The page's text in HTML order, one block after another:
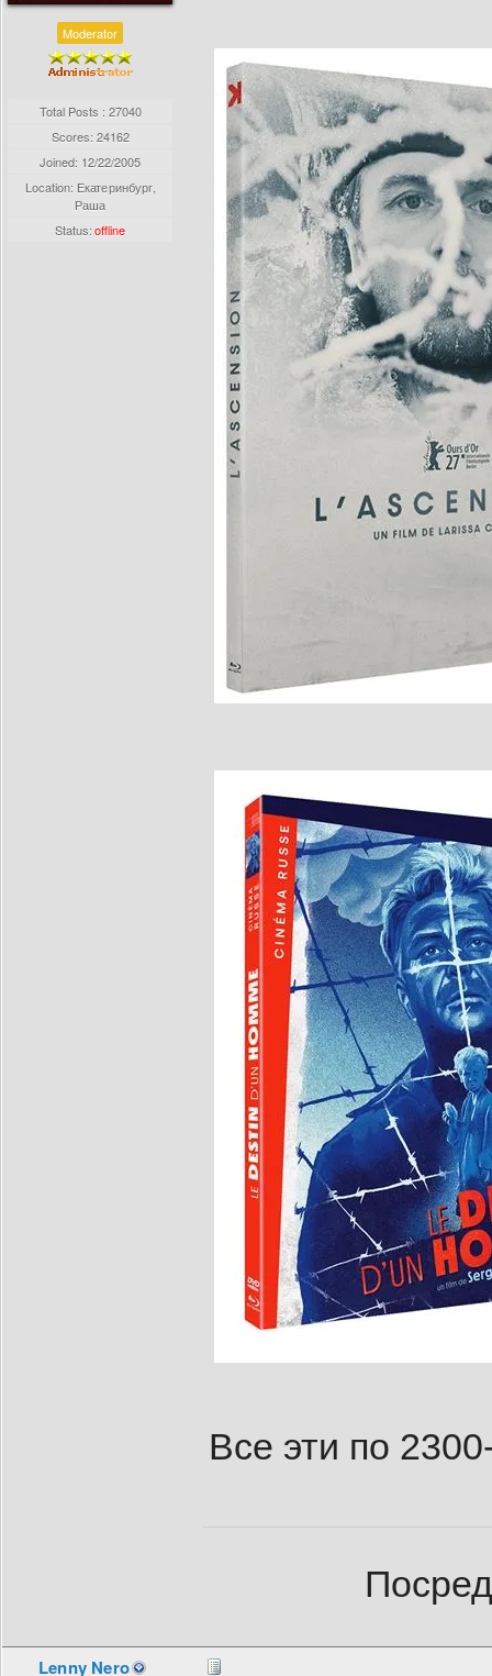
Moderator
Total Posts : 27040
Scores: 24162
Joined: 12/22/2005
Location: Екатеринбург,
Раша
Status:offline
Все эти по
Lenny Nero